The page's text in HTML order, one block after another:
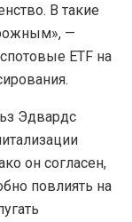
В такие
—
ETF на
Эдвардс
он согласен,
повлиять на